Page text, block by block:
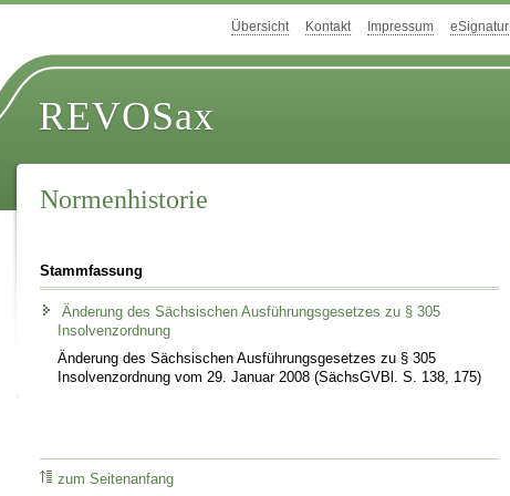
Übersicht Kontakt Impressum eSignatur
REVOSax
Normenhistorie
Stammfassung
Änderung des Sächsischen Ausführungsgesetzes zu § 305
Insolvenzordnung
Änderung des Sächsischen Ausführungsgesetzes zu § 305
Insolvenzordnung vom 29. Januar 2008 (SächsGVBl. S. 138, 175)
zum Seitenanfang